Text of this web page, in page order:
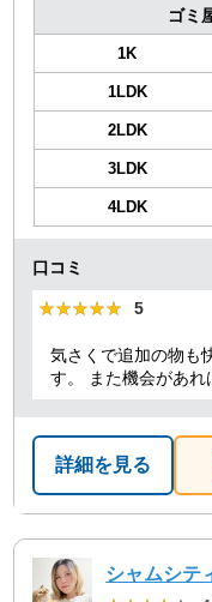
ゴミ
1K
1LDK
2LDK
3LDK
4LDK
口コミ
★★★★★
★★★★★ 5
気さくで追加の物も
す。 また機会があれ
詳細を見る
シャムシテ